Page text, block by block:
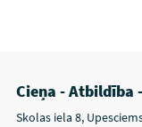
Cieņa - Atbildība
Skolas iela 8,